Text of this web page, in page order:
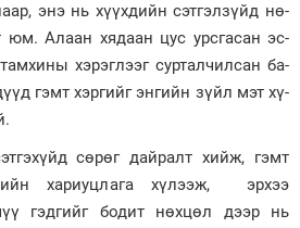
энэ нь хүүх­дийн сэт­гэл­зүйд нө­
юм. Алаан хя­даан цус урс­га­сан эс­
хэ­рэг­лээг сур­тал­чил­сан ба­
гэмт хэр­гийг эн­гийн зүйл мэт хү­
сөрөг дайралт хийж, гэмт
хариуцлага хүлээж, эрхээ
гэдгийг бодит нөхцөл дээр нь